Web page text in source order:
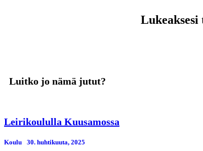
Luitko jo nämä jutut?
Leirikoululla Kuusamossa
Koulu 30. huhtikuuta, 2025